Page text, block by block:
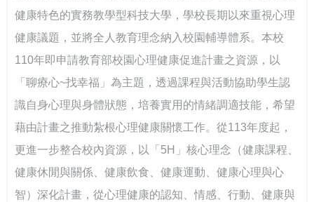
健康特色的實務教學型科技大學，學校長期以來重視心理
健康議題，並將全人教育理念納入校園輔導體系。本校
110年即申請教育部校園心理健康促進計畫之資源，以
「聊療心~找幸福」為主題，透過課程與活動協助學生認
識自身心理與身體狀態，培養實用的情緒調適技能，希望
藉由計畫之推動紮根心理健康關懷工作。從113年度起，
更進一步整合校內資源，以「5H」核心理念（健康課程、
健康休閒與關係、健康飲食、健康運動、健康心理與心
智）深化計畫，從心理健康的認知、情感、行動、健康與